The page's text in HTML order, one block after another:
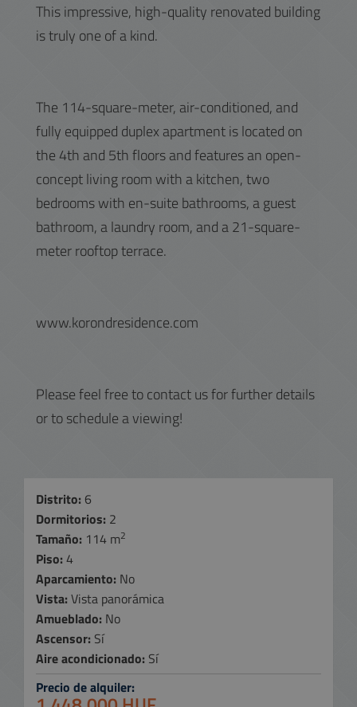
This impressive, high-quality renovated building
is truly one of a kind.
The 114-square-meter, air-conditioned, and
fully equipped duplex apartment is located on
the 4th and 5th floors and features an open-
concept living room with a kitchen, two
bedrooms with en-suite bathrooms, a guest
bathroom, a laundry room, and a 21-square-
meter rooftop terrace.
www.korondresidence.com
Please feel free to contact us for further details
or to schedule a viewing!
Distrito: 6
Dormitorios: 2
Tamaño: 114 m2
Piso: 4
Aparcamiento: No
Vista: Vista panorámica
Amueblado: No
Ascensor: Sí
Aire acondicionado: Sí
Precio de alquiler: